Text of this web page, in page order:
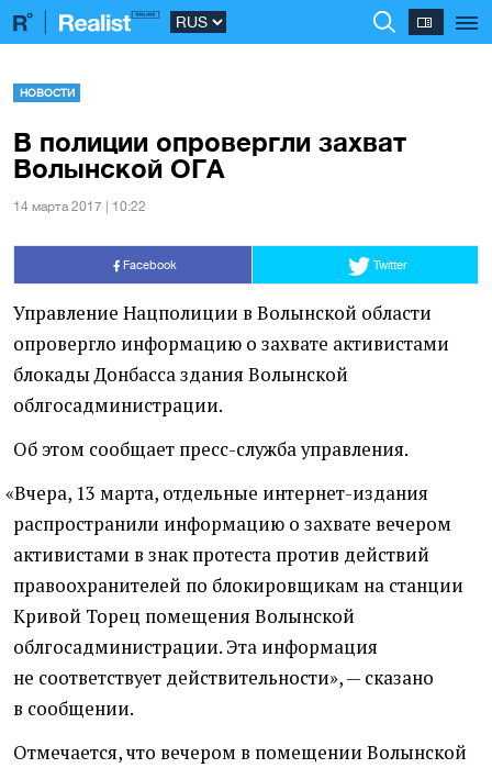
НОВОСТИ
В полиции опровергли захват
Волынской ОГА
14 марта 2017 | 10:22
Facebook Twitter
Управление Нацполиции в Волынской области
опровергло информацию о захвате активистами
блокады Донбасса здания Волынской
облгосадминистрации.
Об этом сообщает пресс-служба управления.
«Вчера, 13 марта, отдельные интернет-издания
распространили информацию о захвате вечером
активистами в знак протеста против действий
правоохранителей по блокировщикам на станции
Кривой Торец помещения Волынской
облгосадминистрации. Эта информация
не соответствует действительности», — сказано
в сообщении.
Отмечается, что вечером в помещении Волынской